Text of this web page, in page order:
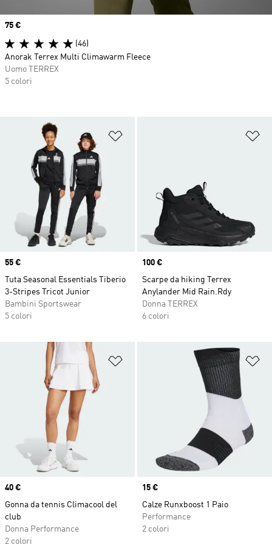
Aggiungi alla lista dei desideri
Price
55 €
Tuta Seasonal Essentials Tiberio
3-Stripes Tricot Junior
Bambini Sportswear
5 colori
Price
100 €
Scarpe da hiking Terrex
Anylander Mid Rain.Rdy
Donna TERREX
6 colori
Aggiungi alla lista dei desideri
Price
40 €
Gonna da tennis Climacool del
club
Donna Performance
2 colori
Price
15 €
Calze Runxboost 1 Paio
Performance
2 colori
Price
75 €
(46)
Anorak Terrex Multi Climawarm Fleece
Uomo TERREX
5 colori